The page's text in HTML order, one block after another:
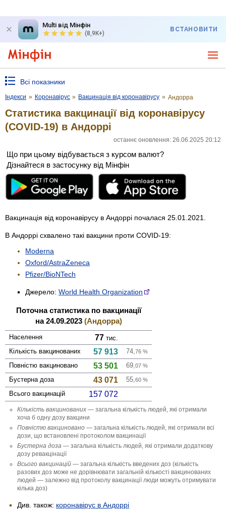
Multi від Мінфін
(8,9K+)
ВСТАНОВИТИ
Всі показники
Індекси » Коронавірус » Вакцинація від коронавірусу » Андорра
Статистика вакцинації від коронавірусу
(COVID-19) в Андоррі
останнє оновлення: 26.06.2025 20:12
Що при цьому відбувається з курсом валют?
Дізнайтеся в застосунку від Мінфін
Вакцинація від коронавірусу в Андоррі почалася 25.01.2021.
В Андоррі схвалено такі вакцини проти COVID-19:
Moderna
Oxford/AstraZeneca
Pfizer/BioNTech
Джерело: World Health Organization
Поточна статистика по вакцинації
на 24.09.2023 (Андорра)
Населення 77 тис.
Кількість вакци­нованих
57 913 74, 76 %
Повністю вакци­новано 53 501 69, 07 %
Бустерна доза 43 071 55, 60 %
Всього вакцинацій 157 072
Кількість вакци­нованих — загальна кількість людей, які отримали
хоча б одну дозу вакцини
Повністю вакци­новано — загальна кількість людей, які отримали всі
дози, що встановлені протоколом вакцинації
Бустерна доза — загальна кількість людей, які отримали додаткову
дозу ревакцінації
Всього вакцинацій — загальна кількість введених доз (кількість
разових доз може не дорівнювати загальній кількості вакцинованих
людей — залежно від протоколу вакцинації люди можуть отримувати
кілька доз)
Див. також: коронавірус в Андоррі